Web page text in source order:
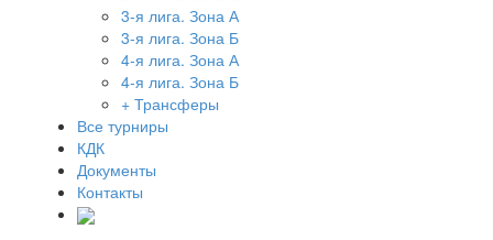
3-я лига. Зона А
3-я лига. Зона Б
4-я лига. Зона А
4-я лига. Зона Б
+ Трансферы
Все турниры
КДК
Документы
Контакты